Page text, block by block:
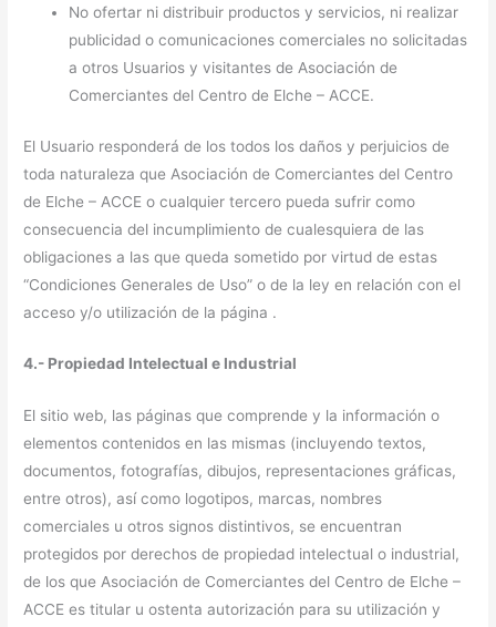
No ofertar ni distribuir productos y servicios, ni realizar
publicidad o comunicaciones comerciales no solicitadas
a otros Usuarios y visitantes de Asociación de
Comerciantes del Centro de Elche – ACCE.
El Usuario responderá de los todos los daños y perjuicios de
toda naturaleza que Asociación de Comerciantes del Centro
de Elche – ACCE o cualquier tercero pueda sufrir como
consecuencia del incumplimiento de cualesquiera de las
obligaciones a las que queda sometido por virtud de estas
“Condiciones Generales de Uso” o de la ley en relación con el
acceso y/o utilización de la página .
4.- Propiedad Intelectual e Industrial
El sitio web, las páginas que comprende y la información o
elementos contenidos en las mismas (incluyendo textos,
documentos, fotografías, dibujos, representaciones gráficas,
entre otros), así como logotipos, marcas, nombres
comerciales u otros signos distintivos, se encuentran
protegidos por derechos de propiedad intelectual o industrial,
de los que Asociación de Comerciantes del Centro de Elche –
ACCE es titular u ostenta autorización para su utilización y